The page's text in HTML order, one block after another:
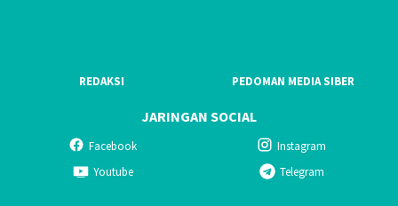
REDAKSI PEDOMAN MEDIA SIBER
JARINGAN SOCIAL
Facebook
Instagram
Youtube
Telegram